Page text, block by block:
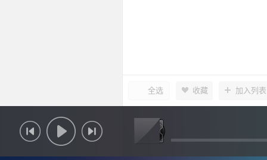
全选 收藏 加入列表